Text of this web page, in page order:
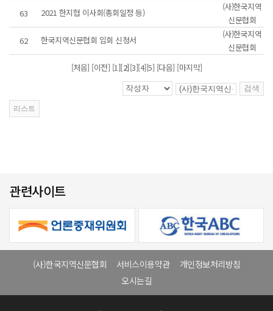
63
2021 한지협 이사회(총회일정 등)
(사)한국지역
신문협회
62
한국지역신문협회 입회 신청서
(사)한국지역
신문협회
[처음] [이전] [1][2][3][4][5] [다음] [마지막]
관련사이트
(사)한국지역신문협회 서비스이용약관
개인정보처리방침
오시는길